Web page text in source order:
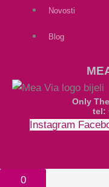
Novosti
Blog
Only
tel:
Instagram
0